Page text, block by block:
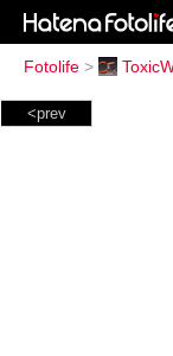
Fotolife >
<prev